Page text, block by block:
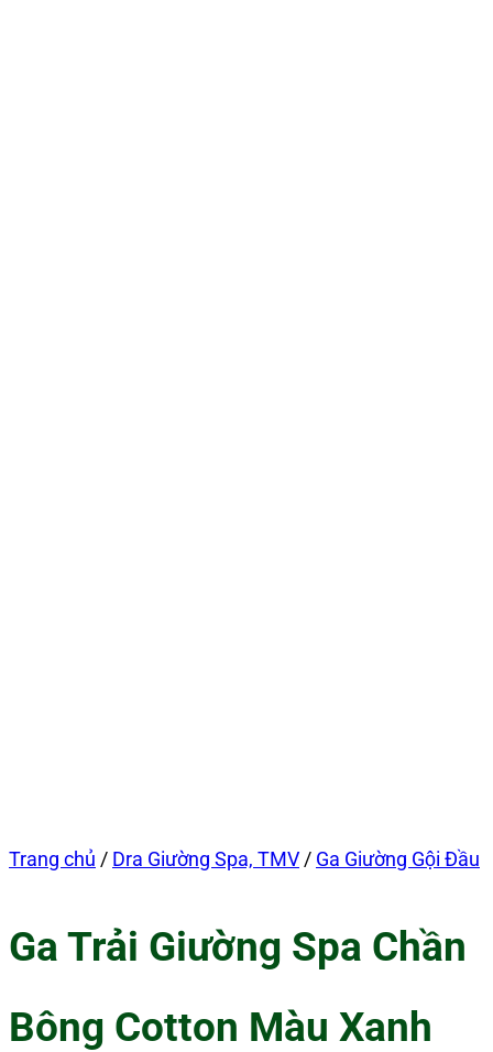
Trang chủ / Dra Giường Spa, TMV / Ga Giường Gội Đầu
Ga Trải Giường Spa Chần
Bông Cotton Màu Xanh